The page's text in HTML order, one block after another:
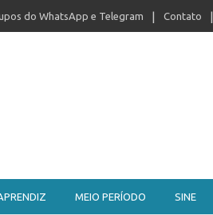
do WhatsApp e Telegram Contato
MEIO PERÍODO SINE